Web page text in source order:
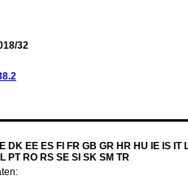
32
DK EE ES FI FR GB GR HR HU IE IS IT
PT RO RS SE SI SK SM TR